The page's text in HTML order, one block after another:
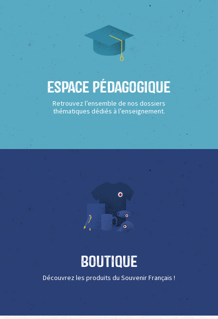
Espace Pédagogique
Retrouvez l’ensemble de nos dossiers
thématiques dédiés à l’enseignement.
Boutique
Découvrez les produits du Souvenir Français !